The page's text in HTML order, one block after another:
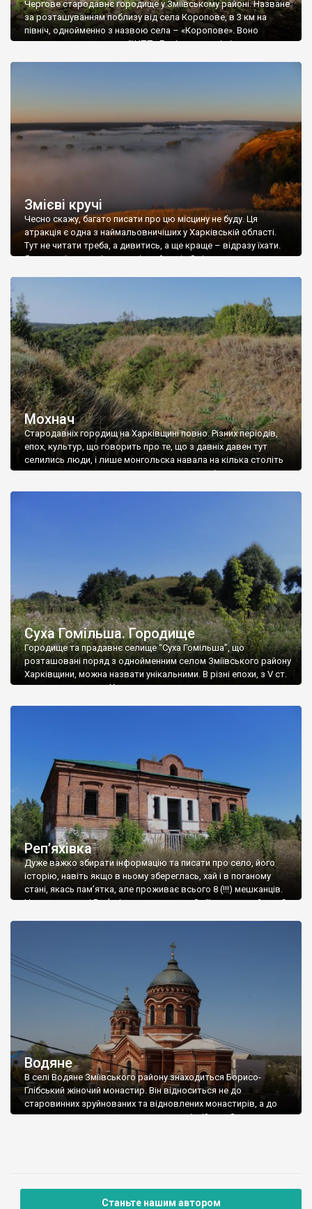
Чергове стародавнє городище у Зміївському районі. Назване
за розташуванням поблизу від села Коропове, в 3 км на
північ, однойменно з назвою села – «Коропове». Воно
знаходиться на території НПП «Гомільшанські ліси», на
Змієві кручі
Чесно скажу, багато писати про цю місцину не буду. Ця
атракція є одна з наймальовничіших у Харківській області.
Тут не читати треба, а дивитись, а ще краще – відразу їхати.
Якщо навіть на світлинах від пейзажів Змієвих круч
Мохнач
Стародавніх городищ на Харківщині повно. Різних періодів,
епох, культур, що говорить про те, що з давніх давен тут
селились люди, і лише монгольска навала на кілька століть
призупинила розвиток цього краю, давши підставу назвати
Суха Гомільша. Городище
Городище та прадавнє селище “Суха Гомільша”, що
розташовані поряд з однойменним селом Зміївського району
Харківщини, можна назвати унікальними. В різні епохи, з V ст.
до н.е. до середини Х ст. н.е. тут оселялись люди, тому вони
Реп’яхівка
Дуже важко збирати інформацію та писати про село, його
історію, навіть якщо в ньому збереглась, хай і в поганому
стані, якась пам’ятка, але проживає всього 8 (!!!) мешканців.
Ну ось як в селі Реп’яхівка колишнього Зміївського району. Є
Водяне
В селі Водяне Зміївського району знаходиться Борисо-
Глібський жіночий монастир. Він відноситься не до
старовинних зруйнованих та відновлених монастирів, а до
новостворених, заснованих вже в новітній час. Заснована
Станьте нашим автором